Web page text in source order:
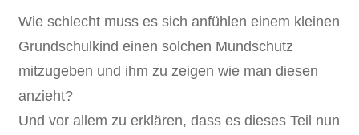
Wie schlecht muss es sich anfühlen einem kleinen
Grundschulkind einen solchen Mundschutz
mitzugeben und ihm zu zeigen wie man diesen
anzieht?
Und vor allem zu erklären, dass es dieses Teil nun